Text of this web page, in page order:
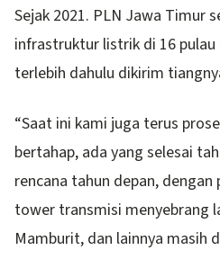
Sejak 2021. PLN Jawa Timur
infrastruktur listrik di 16 pulau
terlebih dahulu dikirim
“Saat ini kami juga terus
bertahap, ada yang selesai
rencana tahun depan, dengan
tower transmisi menyebrang
Mamburit, dan lainnya masih